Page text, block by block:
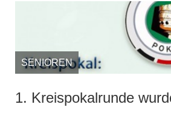
SENIOREN
1. Kreispokalrunde